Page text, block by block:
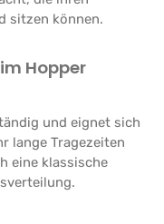
sitzen können.
Hopper
und eignet sich
lange Tragezeiten
eine klassische